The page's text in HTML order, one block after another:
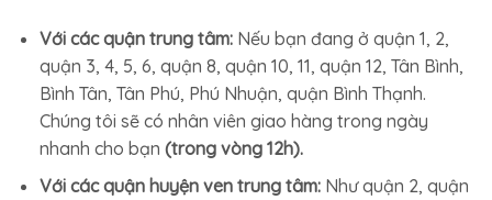
Với các quận trung tâm:Nếu bạn đang ở quận 1, 2,
quận 3, 4, 5, 6, quận 8, quận 10, 11, quận 12, Tân Bình,
Bình Tân, Tân Phú, Phú Nhuận, quận Bình Thạnh.
Chúng tôi sẽ có nhân viên giao hàng trong ngày
nhanh cho bạn (trong vòng 12h).
Với các quận huyện ven trung tâm: Như quận 2, quận